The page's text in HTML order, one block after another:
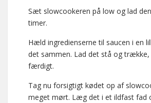
Sæt slowcookeren på low og lad
timer.
Hæld ingredienserne til saucen i en
det sammen. Lad det stå og
færdigt.
Tag nu forsigtigt kødet op af
meget mørt. Læg det i et ildfast fad